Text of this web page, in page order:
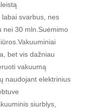
svarbus, nes
nei 30 mln.Suėmimo
bet vis dažniau
vakuumą
naudojant elektrinius
siurblys,